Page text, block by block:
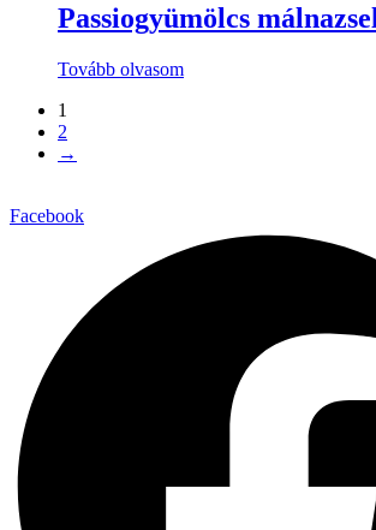
Passiogyümölcs
Tovább olvasom
1
2
→
Facebook